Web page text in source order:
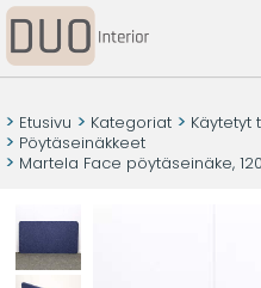
Etusivu Kategoriat Käytetyt
Pöytäseinäkkeet
Martela Face pöytäseinäke,